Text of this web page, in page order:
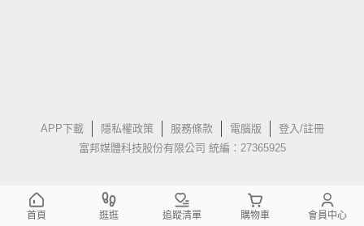
APP下載 隱私權政策 服務條款 電腦版
登入/註冊
富邦媒體科技股份有限公司 統編：27365925
首頁 逛逛 追蹤清單 購物車 會員中心